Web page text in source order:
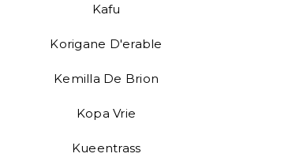
Kafu
Korigane D'erable
Kemilla De Brion
Kopa Vrie
Kueentrass